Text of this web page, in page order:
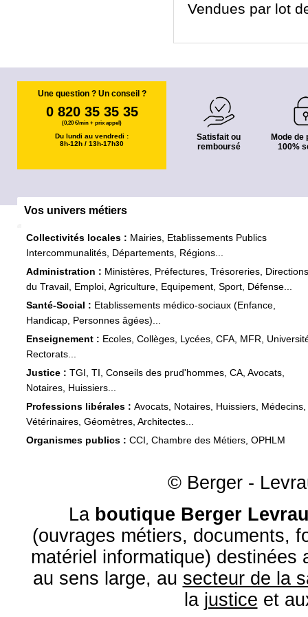
Vendues par lot
Une question ? Un conseil ?
0 820 35 35 35
(0,20 €/min + prix appel)
Du lundi au vendredi :
8h-12h / 13h-17h30
Satisfait ou
remboursé
Mode de
100%
Vos univers métiers
Collectivités locales : Mairies, Etablissements Publics
Intercommunalités, Départements, Régions...
Administration : Ministères, Préfectures, Trésoreries, Directions
du Travail, Emploi, Agriculture, Equipement, Sport, Défense...
Santé-Social : Etablissements médico-sociaux (Enfance,
Handicap, Personnes âgées)...
Enseignement : Ecoles, Collèges, Lycées, CFA, MFR,
Rectorats...
Justice : TGI, TI, Conseils des prud'hommes, CA, Avocats,
Notaires, Huissiers...
Professions libérales : Avocats, Notaires, Huissiers, Médecins,
Vétérinaires, Géomètres, Architectes...
Organismes publics : CCI, Chambre des Métiers, OPHLM
© Berger -
La boutique Berger
(ouvrages métiers, documents,
matériel informatique) destinées
au sens large, au secteur de la
la justice et